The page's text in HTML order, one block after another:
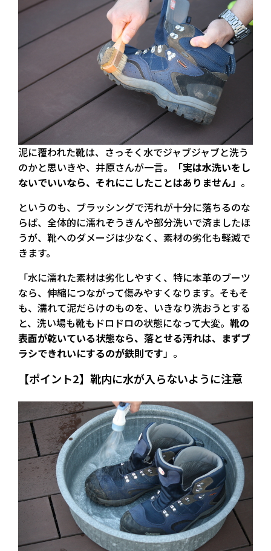
泥に覆われた靴は、さっそく水でジャブジャブと洗う
のかと思いきや、井原さんが一言。
「実は水洗いをし
ないでいいなら、それにこしたことはありません」 。
というのも、ブラッシングで汚れが十分に落ちるのな
らば、全体的に濡れぞうきんや部分洗いで済ましたほ
うが、靴へのダメージは少なく、素材の劣化も軽減で
きます。
「水に濡れた素材は劣化しやすく、特に本革のブーツ
なら、伸縮につながって傷みやすくなります。そもそ
も、濡れて泥だらけのものを、いきなり洗おうとする
と、洗い場も靴もドロドロの状態になって大変。 靴の
表面が乾いている状態なら、落とせる汚れは、まずブ
ラシできれいにするのが鉄則です」。
【ポイント2】靴内に水が入らないように注意